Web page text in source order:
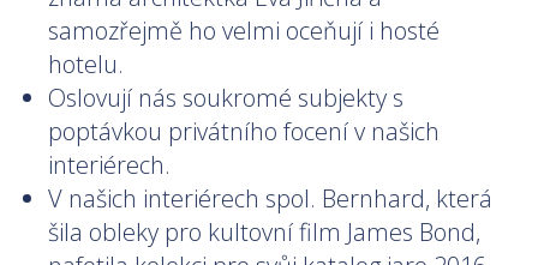
samozřejmě ho velmi oceňují i hosté
hotelu.
Oslovují nás soukromé subjekty s
poptávkou privátního focení v našich
interiérech.
V našich interiérech spol. Bernhard, která
šila obleky pro kultovní film James Bond,